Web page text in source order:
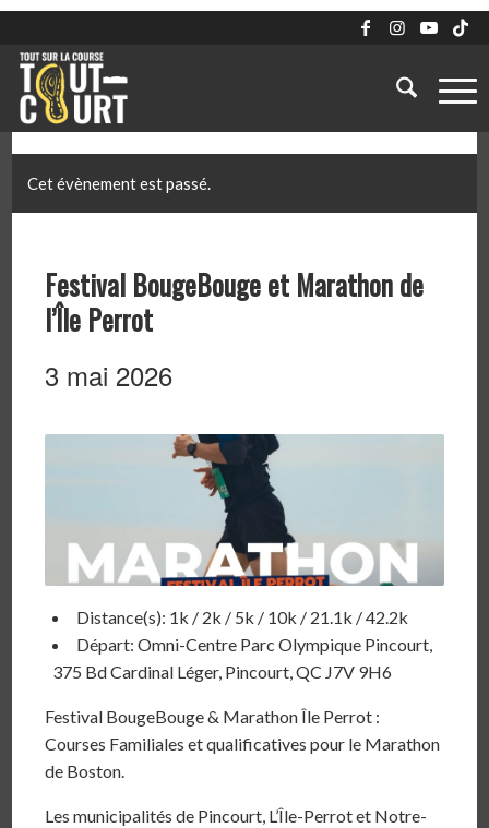
Cet évènement est passé.
Festival BougeBouge et Marathon de
l’Île Perrot
3 mai 2026
Distance(s): 1k / 2k / 5k / 10k / 21.1k / 42.2k
Départ: Omni-Centre Parc Olympique Pincourt,
375 Bd Cardinal Léger, Pincourt, QC J7V 9H6
Festival BougeBouge & Marathon Île Perrot :
Courses Familiales et qualificatives pour le Marathon
de Boston.
Les municipalités de Pincourt, L’Île-Perrot et Notre-